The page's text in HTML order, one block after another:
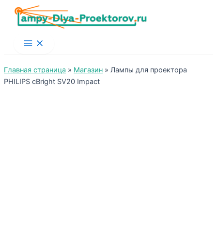
Main
Menu
Главная страница » Магазин » Лампы для проектора
PHILIPS cBright SV20 Impact